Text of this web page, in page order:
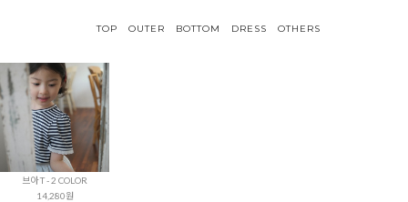
TOP OUTER BOTTOM DRESS OTHERS
브아 T - 2 COLOR
14,280원